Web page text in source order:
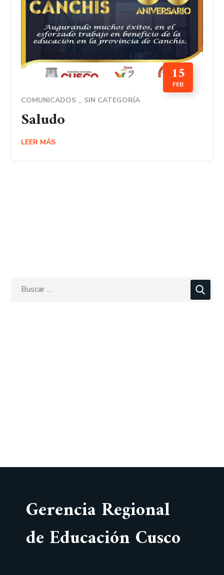
15
FEB
COMUNICADOS SIN CATEGORÍA
Saludo
LEER MÁS
Gerencia Regional
de Educación Cusco